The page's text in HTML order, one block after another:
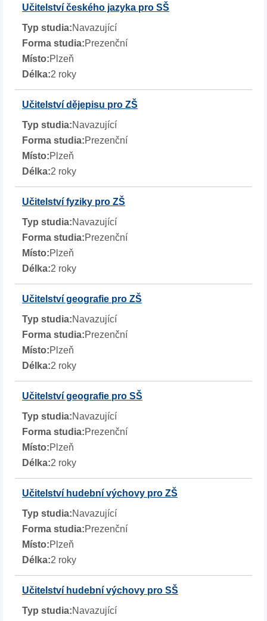
Učitelství českého jazyka pro SŠ
Navazující
Prezenční
Plzeň
2 roky
Učitelství dějepisu pro ZŠ
Navazující
Prezenční
Plzeň
2 roky
Učitelství fyziky pro ZŠ
Navazující
Prezenční
Plzeň
2 roky
Učitelství geografie pro ZŠ
Navazující
Prezenční
Plzeň
2 roky
Učitelství geografie pro SŠ
Navazující
Prezenční
Plzeň
2 roky
Učitelství hudební výchovy pro ZŠ
Navazující
Prezenční
Plzeň
2 roky
Učitelství hudební výchovy pro SŠ
Navazující